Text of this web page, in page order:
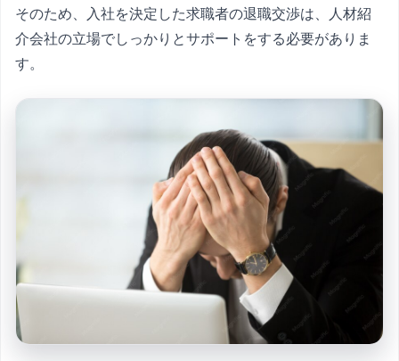
そのため、入社を決定した求職者の退職交渉は、人材紹
介会社の立場でしっかりとサポートをする必要がありま
す。